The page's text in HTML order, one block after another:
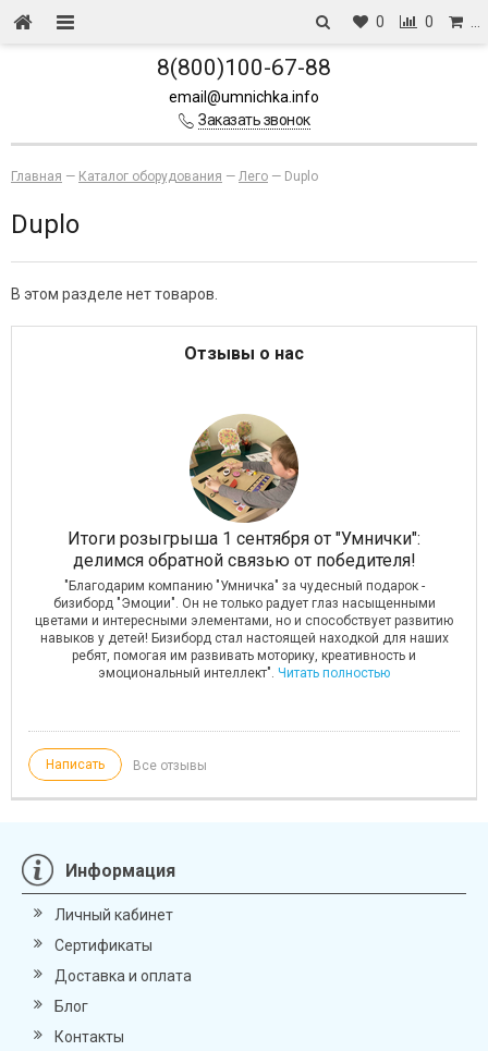
0 0
8(800)100-67-88
email@umnichka.info
Заказать звонок
Главная — Каталог оборудования — Лего — Duplo
Duplo
В этом разделе нет товаров.
Отзывы о нас
Итоги розыгрыша 1 сентября от "Умнички":
делимся обратной связью от победителя!
"Благодарим компанию "Умничка" за чудесный подарок -
бизиборд "Эмоции". Он не только радует глаз насыщенными
цветами и интересными элементами, но и способствует развитию
навыков у детей! Бизиборд стал настоящей находкой для наших
ребят, помогая им развивать моторику, креативность и
эмоциональный интеллект". Читать полностью
Написать Все отзывы
Информация
Личный кабинет
Сертификаты
Доставка и оплата
Блог
Контакты